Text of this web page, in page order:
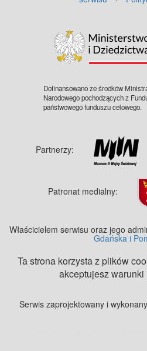
Dofinansowano ze środków
Narodowego pochodzących z
państwowego funduszu celowego.
Partnerzy:
Patronat medialny:
Właścicielem serwisu oraz jego
Gdańska i
Ta strona korzysta z plików
akceptujesz
Serwis zaprojektowany i